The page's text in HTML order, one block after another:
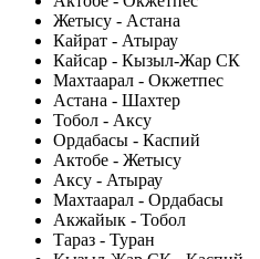
Жетысу - Астана
Кайрат - Атырау
Кайсар - Кызыл-Жар СК
Махтаарал - Окжетпес
Астана - Шахтер
Тобол - Аксу
Ордабасы - Каспий
Актобе - Жетысу
Аксу - Атырау
Махтаарал - Ордабасы
Акжайык - Тобол
Тараз - Туран